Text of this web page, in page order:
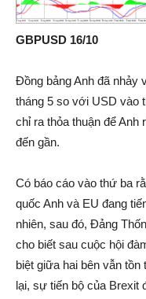
GBPUSD 16/10
Đồng bảng Anh đã nhảy
tháng 5 so với USD vào
chỉ ra thỏa thuận để Anh
đến gần.
Có báo cáo vào thứ ba
quốc Anh và EU đang
nhiên, sau đó, Đảng
cho biết sau cuộc hội
biệt giữa hai bên vẫn
lại, sự tiến bộ của Brexit